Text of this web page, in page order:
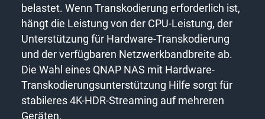
belastet. Wenn Transkodierung erforderlich ist,
hängt die Leistung von der CPU-Leistung, der
Unterstützung für Hardware-Transkodierung
und der verfügbaren Netzwerkbandbreite ab.
Die Wahl eines QNAP NAS mit Hardware-
Transkodierungsunterstützung Hilfe sorgt für
stabileres 4K-HDR-Streaming auf mehreren
Geräten.